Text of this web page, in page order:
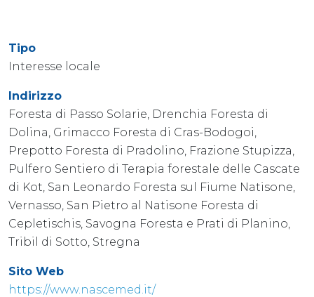
Tipo
Interesse locale
Indirizzo
Foresta di Passo Solarie, Drenchia Foresta di
Dolina, Grimacco Foresta di Cras-Bodogoi,
Prepotto Foresta di Pradolino, Frazione Stupizza,
Pulfero Sentiero di Terapia forestale delle Cascate
di Kot, San Leonardo Foresta sul Fiume Natisone,
Vernasso, San Pietro al Natisone Foresta di
Cepletischis, Savogna Foresta e Prati di Planino,
Tribil di Sotto, Stregna
Sito Web
https://www.nascemed.it/